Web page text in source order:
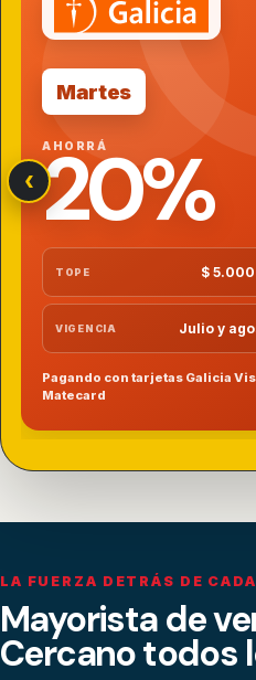
‹
Martes
AHORRÁ
20%
TOPE $
VIGENCIA Julio y
Pagando con tarjetas Galicia
Matecard
LA FUERZA DETRÁS DE
Mayorista de
Cercano todos